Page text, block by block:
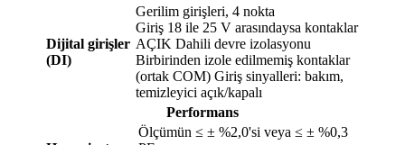
Dijital girişler
(DI)
Gerilim girişleri, 4 nokta
Giriş 18 ile 25 V arasındaysa kontaklar
AÇIK Dahili devre izolasyonu
Birbirinden izole edilmemiş kontaklar
(ortak COM) Giriş sinyalleri: bakım,
temizleyici açık/kapalı
Performans
Ölçümün ≤ ± %2,0'si veya ≤ ± %0,3